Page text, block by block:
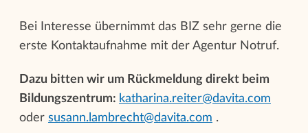
Bei Interesse übernimmt das BIZ sehr gerne die
erste Kontaktaufnahme mit der Agentur Notruf.
Dazu bitten wir um Rückmeldung direkt beim
Bildungszentrum: katharina.reiter@davita.com
oder susann.lambrecht@davita.com .